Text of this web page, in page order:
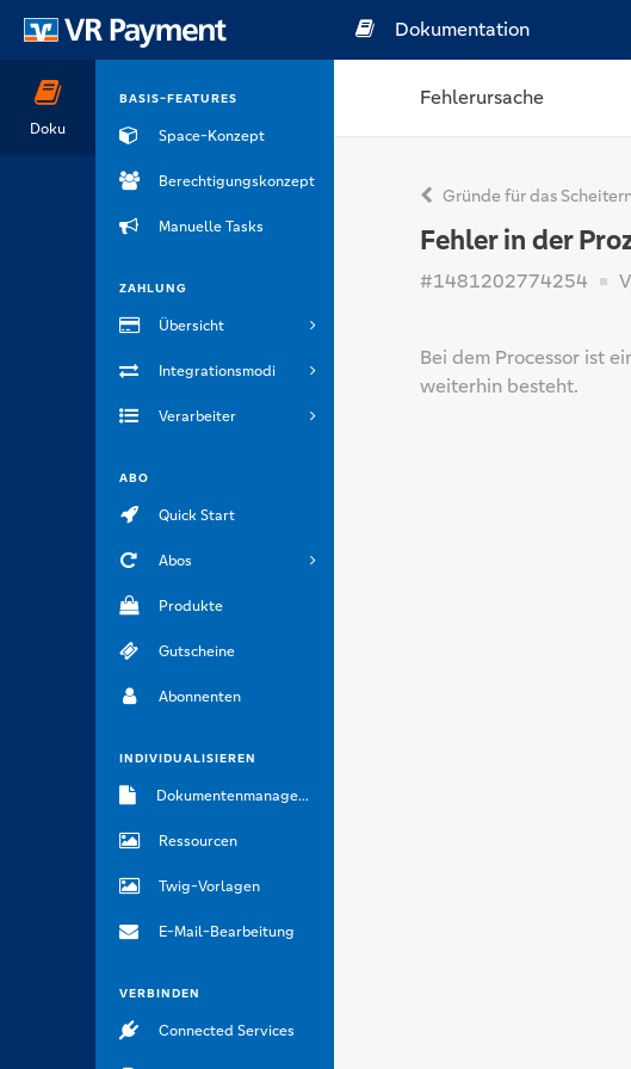
Doku
BASIS-FEATURES
Space-Konzept
Berechtigungskonzept
Manuelle Tasks
ZAHLUNG
Übersicht
Integrationsmodi
Verarbeiter
ABO
Quick Start
Abos
Produkte
Gutscheine
Abonnenten
INDIVIDUALISIEREN
Dokumentenmanagement
Ressourcen
Twig-Vorlagen
E-Mail-Bearbeitung
VERBINDEN
Connected Services
Dokumentation
Fehlerursache
Gründe für das
Fehler in der
#1481202774254
Bei dem Processor ist
weiterhin besteht.